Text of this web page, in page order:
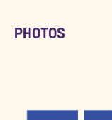
PHOTOS